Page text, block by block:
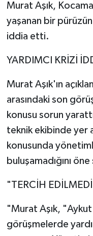
Murat Aşık,
yaşanan bir
iddia etti.
YARDIMCI KRİZİ
Murat Aşık'ın
arasındaki son
konusu sorun
teknik ekibinde yer
konusunda
buluşamadığını
"TERCİH EDİLMEDİ
"Murat Aşık,
görüşmelerde